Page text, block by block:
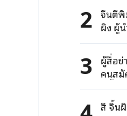
2 จีนตีพิ
ผิง ผู้
และส
ประเทศ
3 ผู้สื่อข่
คนสมั
ปีนี้
สี จิ้น